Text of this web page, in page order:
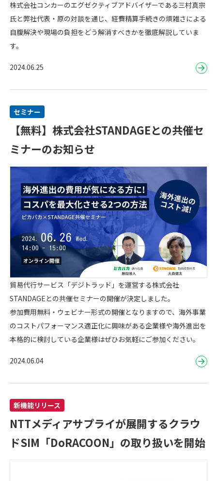
株式会社コンカーのエグゼクティブアドバイザーである三村真宗
氏と弊社代表・原の対談を通じ、経費精算手続きの煩雑さによる
自腹解決や現場の負担をどう解消すべきかを徹底解説していま
す。
2024.06.25
セミナー
【無料】株式会社STANDAGEとの共催セ
ミナーのお知らせ
貿易代行サービス「デジトラッド」を運営する株式会社
STANDAGEとの共催セミナーの開催が決定しました。
参加費用無料・ウェビナー形式の開催となりますので、海外事業
のコストパフォーマンス適正化に興味がある企業様や海外進出を
本格的に検討している企業様はぜひお気軽にご参加ください。
2024.06.04
新機能リリース
NTTメディアサプライが展開するクラウ
ドSIM「DoRACOON」の取り扱いを開始